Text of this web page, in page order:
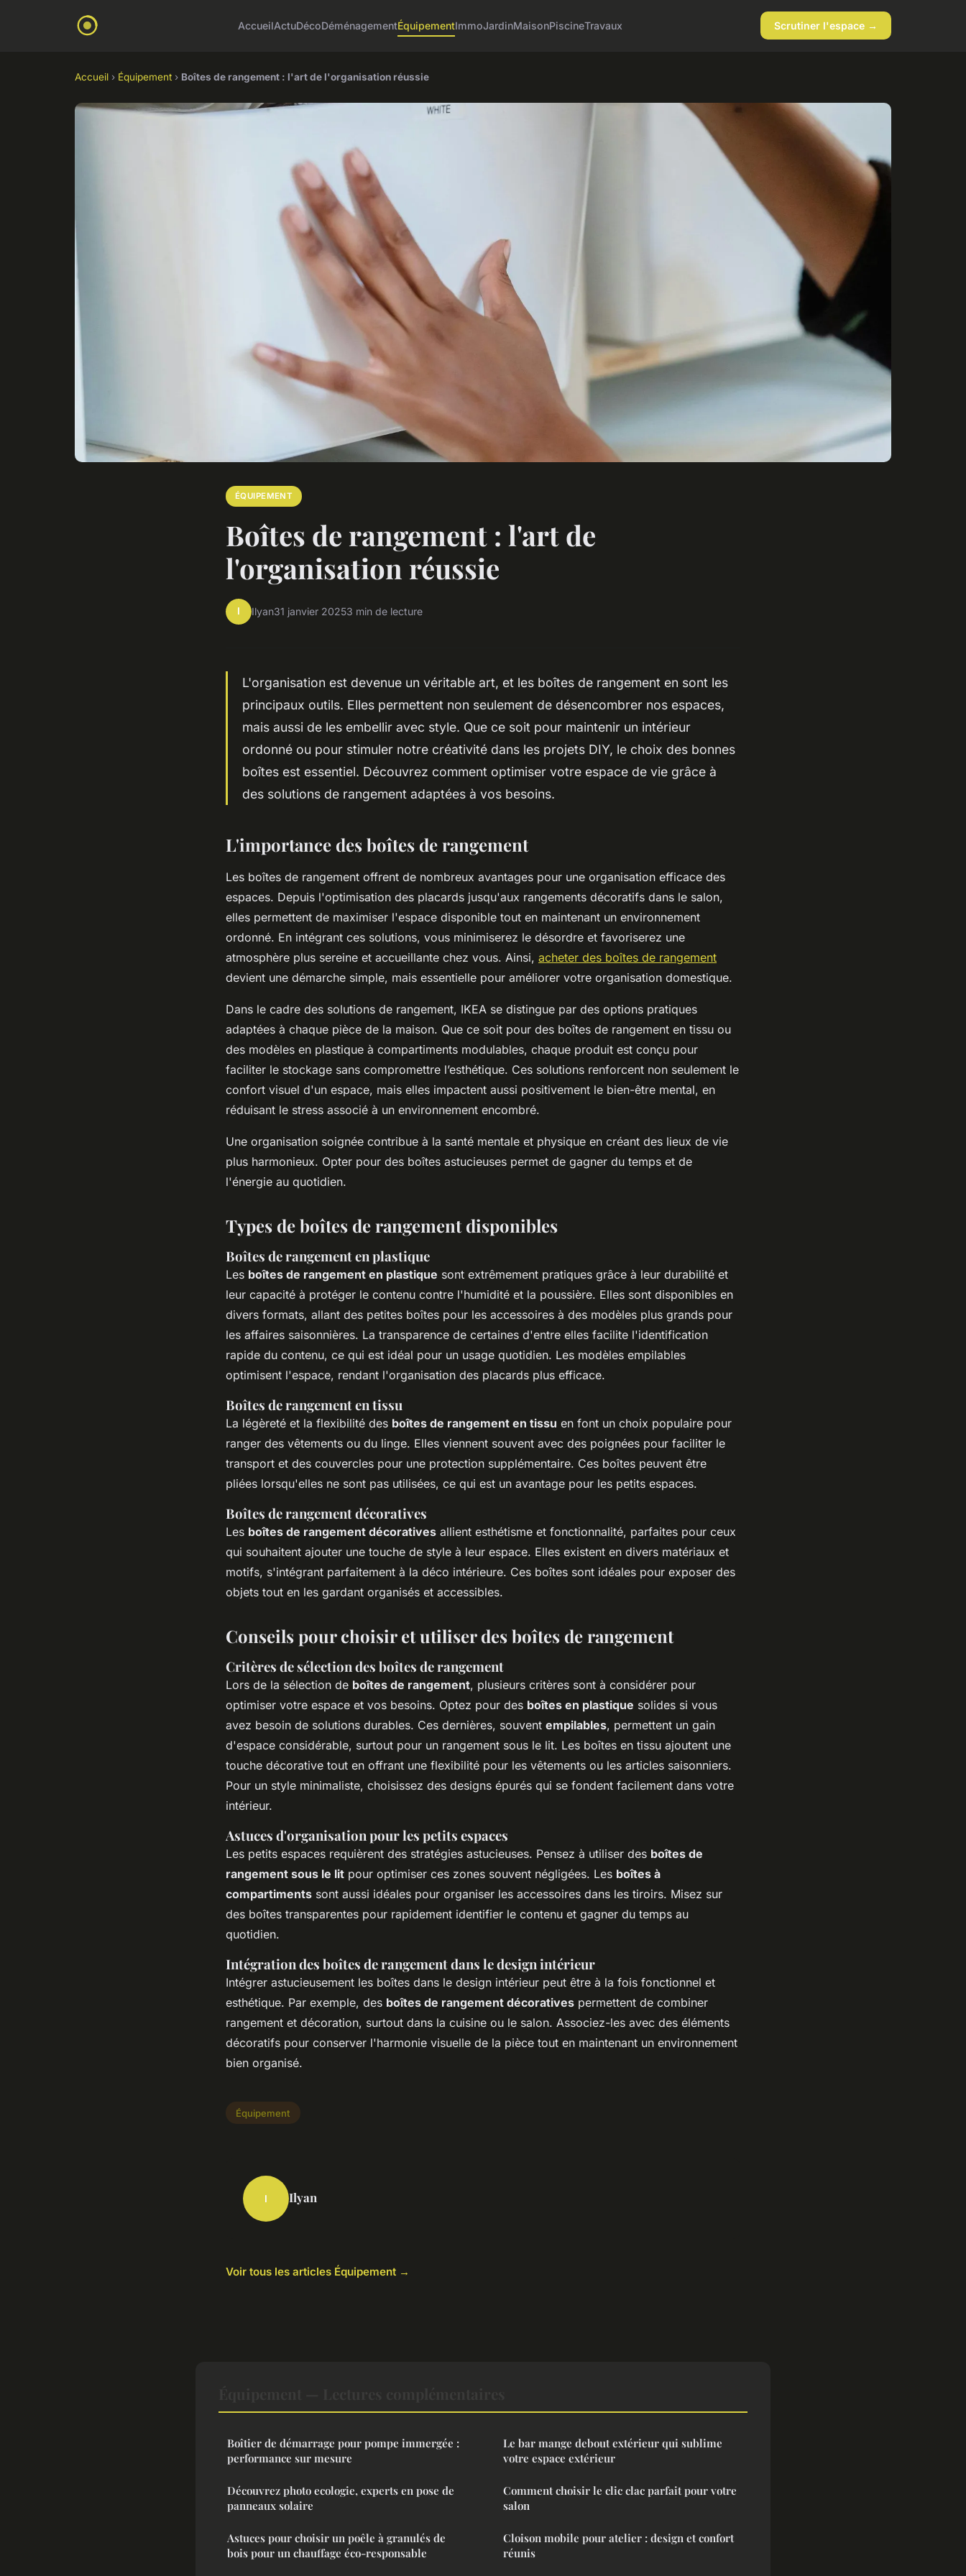
AccueilActuDécoDéménagementÉquipementImmoJardinMaisonPiscineTravaux Scrutiner l'espace →
Accueil › Équipement › Boîtes de rangement : l'art de l'organisation réussie
ÉQUIPEMENT
Boîtes de rangement : l'art de
l'organisation réussie
I Ilyan31 janvier 20253 min de lecture
L'organisation est devenue un véritable art, et les boîtes de rangement en sont les
principaux outils. Elles permettent non seulement de désencombrer nos espaces,
mais aussi de les embellir avec style. Que ce soit pour maintenir un intérieur
ordonné ou pour stimuler notre créativité dans les projets DIY, le choix des bonnes
boîtes est essentiel. Découvrez comment optimiser votre espace de vie grâce à
des solutions de rangement adaptées à vos besoins.
L'importance des boîtes de rangement
Les boîtes de rangement offrent de nombreux avantages pour une organisation efficace des
espaces. Depuis l'optimisation des placards jusqu'aux rangements décoratifs dans le salon,
elles permettent de maximiser l'espace disponible tout en maintenant un environnement
ordonné. En intégrant ces solutions, vous minimiserez le désordre et favoriserez une
atmosphère plus sereine et accueillante chez vous. Ainsi, acheter des boîtes de rangement
devient une démarche simple, mais essentielle pour améliorer votre organisation domestique.
Dans le cadre des solutions de rangement, IKEA se distingue par des options pratiques
adaptées à chaque pièce de la maison. Que ce soit pour des boîtes de rangement en tissu ou
des modèles en plastique à compartiments modulables, chaque produit est conçu pour
faciliter le stockage sans compromettre l’esthétique. Ces solutions renforcent non seulement le
confort visuel d'un espace, mais elles impactent aussi positivement le bien-être mental, en
réduisant le stress associé à un environnement encombré.
Une organisation soignée contribue à la santé mentale et physique en créant des lieux de vie
plus harmonieux. Opter pour des boîtes astucieuses permet de gagner du temps et de
l'énergie au quotidien.
Types de boîtes de rangement disponibles
Boîtes de rangement en plastique
Les boîtes de rangement en plastique sont extrêmement pratiques grâce à leur durabilité et
leur capacité à protéger le contenu contre l'humidité et la poussière. Elles sont disponibles en
divers formats, allant des petites boîtes pour les accessoires à des modèles plus grands pour
les affaires saisonnières. La transparence de certaines d'entre elles facilite l'identification
rapide du contenu, ce qui est idéal pour un usage quotidien. Les modèles empilables
optimisent l'espace, rendant l'organisation des placards plus efficace.
Boîtes de rangement en tissu
La légèreté et la flexibilité des boîtes de rangement en tissu en font un choix populaire pour
ranger des vêtements ou du linge. Elles viennent souvent avec des poignées pour faciliter le
transport et des couvercles pour une protection supplémentaire. Ces boîtes peuvent être
pliées lorsqu'elles ne sont pas utilisées, ce qui est un avantage pour les petits espaces.
Boîtes de rangement décoratives
Les boîtes de rangement décoratives allient esthétisme et fonctionnalité, parfaites pour ceux
qui souhaitent ajouter une touche de style à leur espace. Elles existent en divers matériaux et
motifs, s'intégrant parfaitement à la déco intérieure. Ces boîtes sont idéales pour exposer des
objets tout en les gardant organisés et accessibles.
Conseils pour choisir et utiliser des boîtes de rangement
Critères de sélection des boîtes de rangement
Lors de la sélection de boîtes de rangement, plusieurs critères sont à considérer pour
optimiser votre espace et vos besoins. Optez pour des boîtes en plastique solides si vous
avez besoin de solutions durables. Ces dernières, souvent empilables, permettent un gain
d'espace considérable, surtout pour un rangement sous le lit. Les boîtes en tissu ajoutent une
touche décorative tout en offrant une flexibilité pour les vêtements ou les articles saisonniers.
Pour un style minimaliste, choisissez des designs épurés qui se fondent facilement dans votre
intérieur.
Astuces d'organisation pour les petits espaces
Les petits espaces requièrent des stratégies astucieuses. Pensez à utiliser des boîtes de
rangement sous le lit pour optimiser ces zones souvent négligées. Les boîtes à
compartiments sont aussi idéales pour organiser les accessoires dans les tiroirs. Misez sur
des boîtes transparentes pour rapidement identifier le contenu et gagner du temps au
quotidien.
Intégration des boîtes de rangement dans le design intérieur
Intégrer astucieusement les boîtes dans le design intérieur peut être à la fois fonctionnel et
esthétique. Par exemple, des boîtes de rangement décoratives permettent de combiner
rangement et décoration, surtout dans la cuisine ou le salon. Associez-les avec des éléments
décoratifs pour conserver l'harmonie visuelle de la pièce tout en maintenant un environnement
bien organisé.
Équipement
I Ilyan
Voir tous les articles Équipement →
Boîtier de démarrage pour pompe immergée :
performance sur mesure
Découvrez photo ecologie, experts en pose de
panneaux solaire
Astuces pour choisir un poêle à granulés de
bois pour un chauffage éco-responsable
Le bar mange debout extérieur qui sublime
votre espace extérieur
Comment choisir le clic clac parfait pour votre
salon
Cloison mobile pour atelier : design et confort
réunis